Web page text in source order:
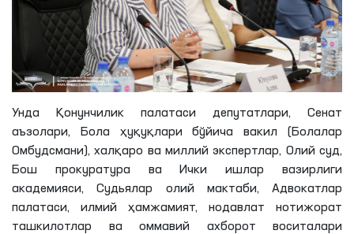
Унда Қонунчилик палатаси депутатлари, Сенат
аъзолари, Бола ҳуқуқлари бўйича вакил (Болалар
Омбудсмани), халқаро ва миллий экспертлар, Олий суд,
Бош прокуратура ва Ички ишлар вазирлиги
академияси, Судьялар олий мактаби, Адвокатлар
палатаси, илмий ҳамжамият, нодавлат нотижорат
ташкилотлар ва оммавий ахборот воситалари